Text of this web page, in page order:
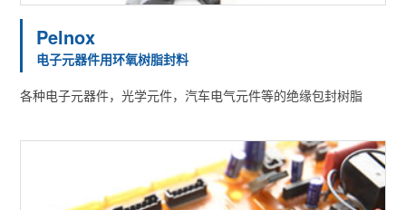
Pelnox
电子元器件用环氧树脂封料
各种电子元器件，光学元件，汽车电气元件等的绝缘包封树脂